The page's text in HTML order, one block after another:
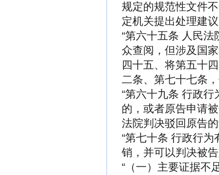
规定的规范性文件
定机关提出处理建
“第六十五条 人民
众查阅，但涉及国
四十五、将第五十
二条、第七十七条
“第六十九条 行政
的，或者原告申请
法院判决驳回原告
“第七十条 行政行
销，并可以判决被
“（一）主要证据不